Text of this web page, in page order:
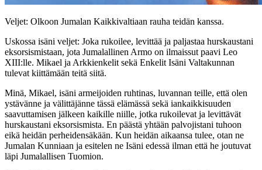
Veljet: Olkoon Jumalan Kaikkivaltiaan rauha teidän kanssa.
Uskossa isäni veljet: Joka rukoilee, levittää ja paljastaa hurskaustani
eksorsismistaan, jota Jumalallinen Armo on ilmaissut paavi Leo
XIII:lle. Mikael ja Arkkienkelit sekä Enkelit Isäni Valtakunnan
tulevat kiittämään teitä siitä.
Minä, Mikael, isäni armeijoiden ruhtinas, luvannan teille, että olen
ystävänne ja välittäjänne tässä elämässä sekä iankaikkisuuden
saavuttamisen jälkeen kaikille niille, jotka rukoilevat ja levittävät
hurskaustani eksorsismista. En päästä yhtään palvojistani tuhoon
eikä heidän perheidensäkään. Kun heidän aikaansa tulee, otan ne
Jumalan Kunniaan ja esitelen ne Isäni edessä ilman että he joutuvat
läpi Jumalallisen Tuomion.